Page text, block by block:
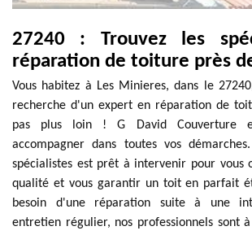
27240 : Trouvez les
réparation de toiture près
Vous habitez à Les Minieres, dans le
recherche d'un expert en réparation de
pas plus loin ! G David Couverture
accompagner dans toutes vos
spécialistes est prêt à intervenir pour vous
qualité et vous garantir un toit en parfait
besoin d'une réparation suite à une
entretien régulier, nos professionnels sont